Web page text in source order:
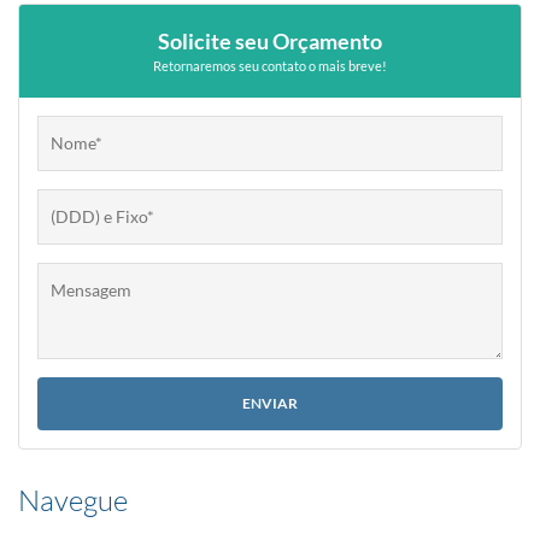
Solicite seu Orçamento
Retornaremos seu contato o mais breve!
Navegue